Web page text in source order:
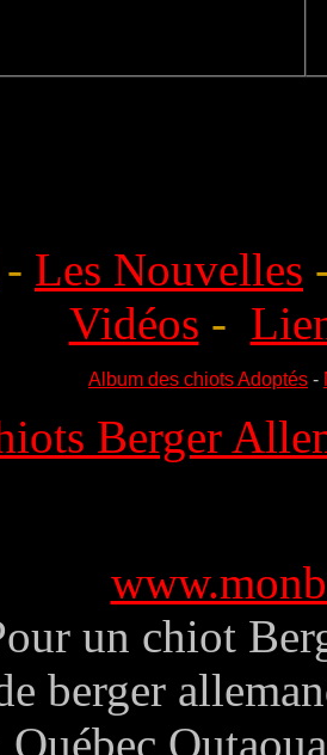
- Les Nouvelles
Vidéos -
Album des chiots Adoptés -
Berger
un chiot
berger
Québec